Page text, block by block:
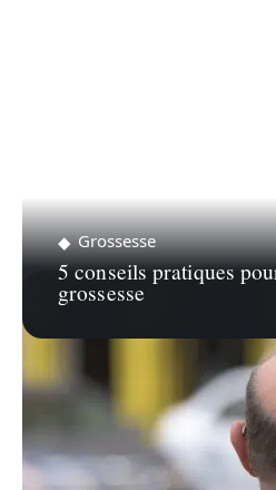
Grossesse
5 conseils pratiques
grossesse